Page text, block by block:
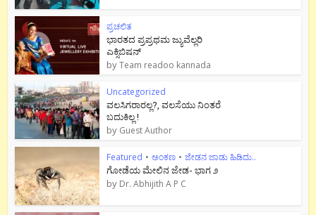
ಪ್ರಚಲಿತ
ಭಾರತದ ಪ್ರಪ್ರಥಮ ಜ್ಯುವೆಲ್ಲರಿ
ಎಕ್ಸಿಬಿಷನ್
byTeam readoo kannada
Uncategorized
ವಲಸಿಗರಾರಲ್ಲ?, ವಲಸೆಯು ನಿಂತರೆ
ಬದುಕಿಲ್ಲ !
by Guest Author
Featured • ಅಂಕಣ • ಜೇಡನ ಜಾಡು ಹಿಡಿದು..
ಗೋಡೆಯ ಮೇಲಿನ ಜೇಡ- ಭಾಗ ೨
by Dr. Abhijith A P C